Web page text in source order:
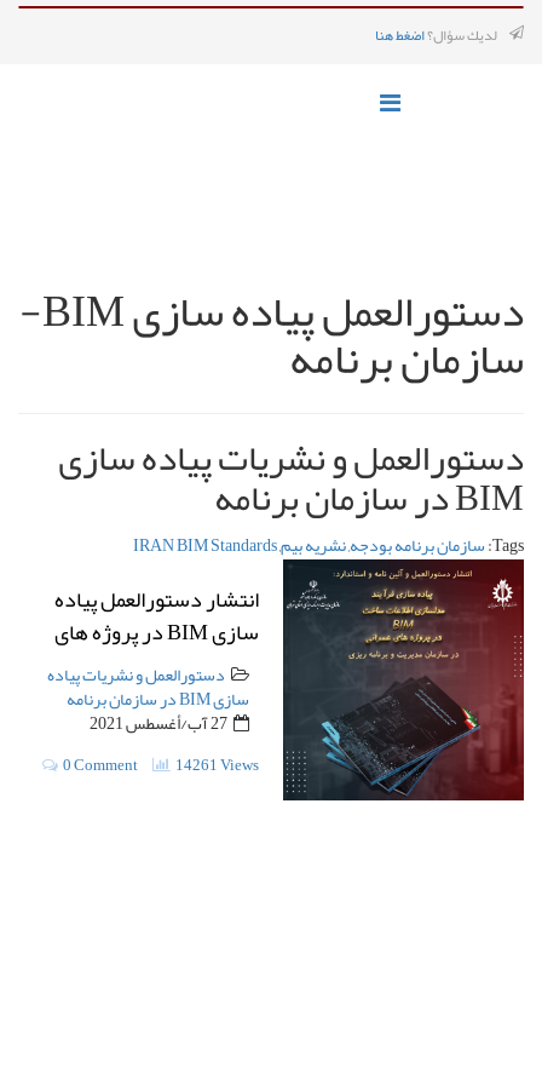
لديك سؤال؟اضغط هنا
دستورالعمل پیاده سازی BIM-
سازمان برنامه
دستورالعمل و نشریات پیاده سازی
BIM در سازمان برنامه
Tags: سازمان برنامه بودجه,نشریه بیم,
IRAN BIM Standards
انتشار دستورالعمل پیاده
سازی BIM در پروژه های
عمرانی -سازمان برنامه
دستورالعمل و نشریات پیاده
سازی BIM در سازمان برنامه
27 آب/أغسطس 2021
0 Comment 14261 Views